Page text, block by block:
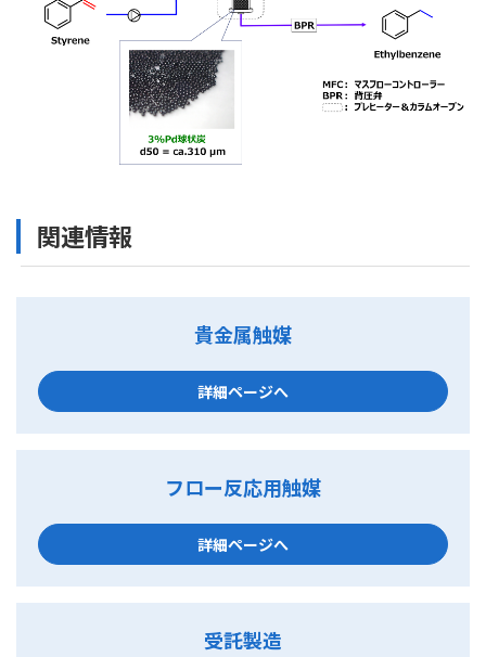
関連情報
貴金属触媒
詳細ページへ
フロー反応用触媒
詳細ページへ
受託製造